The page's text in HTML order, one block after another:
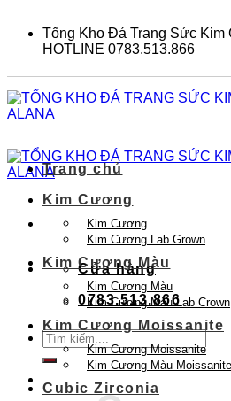
content
Tổng Kho Đá Trang Sức Kim
HOTLINE 0783.513.866
Cửa hàng
0783.513.866
Tìm
kiếm:
Trang chủ
Kim Cương
Kim Cương
Kim Cương Lab Grown
Kim Cương Màu
Kim Cương Màu
Kim Cương Màu Lab Crown
Kim Cương Moissanite
Kim Cương Moissanite
Kim Cương Màu Moissanite
Cubic Zirconia